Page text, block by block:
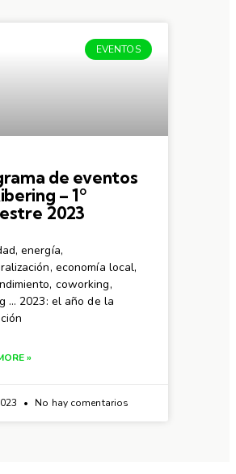
EVENTOS
de eventos
– 1º
2023
energía,
economía local,
coworking,
… 2023: el año de la
»
No hay comentarios